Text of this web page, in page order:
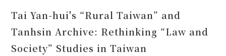
Tai Yan-hui's “Rural Taiwan” and
Tanhsin Archive: Rethinking “Law and
Society” Studies in Taiwan